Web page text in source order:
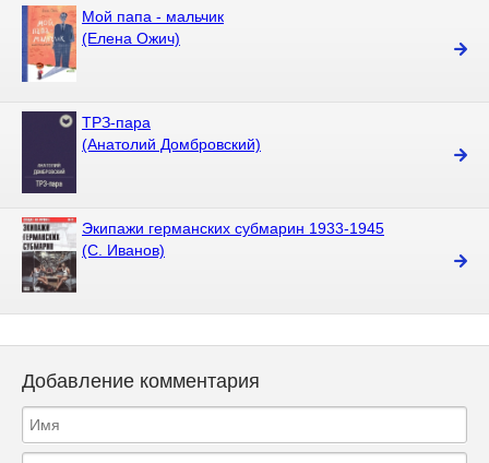
Мой папа - мальчик
(Елена Ожич)
ТРЗ-пара
(Анатолий Домбровский)
Экипажи германских субмарин 1933-1945
(С. Иванов)
Добавление комментария